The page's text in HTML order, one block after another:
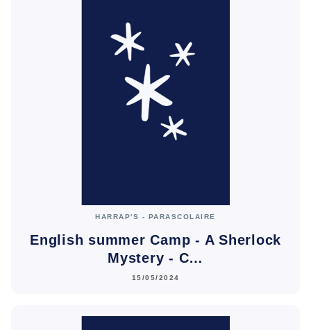
HARRAP'S - PARASCOLAIRE
English summer Camp - A Sherlock
Mystery - C…
15/05/2024